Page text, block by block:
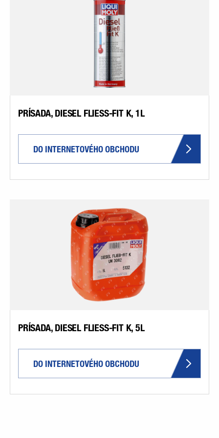
PRÍSADA, DIESEL FLIESS-FIT K, 1L
DO INTERNETOVÉHO OBCHODU
PRÍSADA, DIESEL FLIESS-FIT K, 5L
DO INTERNETOVÉHO OBCHODU